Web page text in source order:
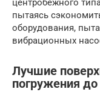
центробежного
пытаясь
оборудования,
вибрационных
Лучшие
погружения